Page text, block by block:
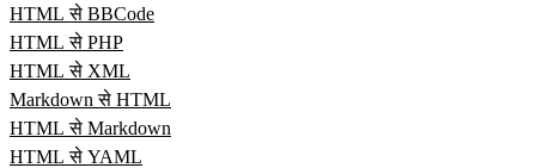
HTML से BBCode
HTML से PHP
HTML से XML
Markdown से HTML
HTML से Markdown
HTML से YAML